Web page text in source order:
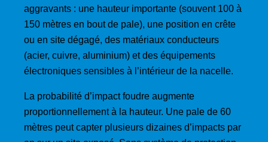
aggravants : une hauteur importante (souvent 100 à
150 mètres en bout de pale), une position en crête
ou en site dégagé, des matériaux conducteurs
(acier, cuivre, aluminium) et des équipements
électroniques sensibles à l’intérieur de la nacelle.
La probabilité d’impact foudre augmente
proportionnellement à la hauteur. Une pale de 60
mètres peut capter plusieurs dizaines d’impacts par